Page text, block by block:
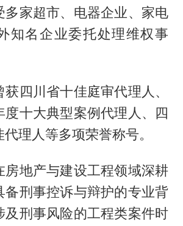
多家超市、电器企业、家电
知名企业委托处理维权事
获四川省十佳庭审代理人、
度十大典型案例代理人、四
理人等多项荣誉称号。
房地产与建设工程领域深耕
备刑事控诉与辩护的专业背
及刑事风险的工程类案件时